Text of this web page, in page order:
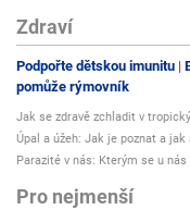
Zdraví
Podpořte dětskou imunitu
pomůže rýmovník
Jak se zdravě zchladit v
Úpal a úžeh: Jak je poznat a
Parazité v nás: Kterým se u
Pro nejmenší